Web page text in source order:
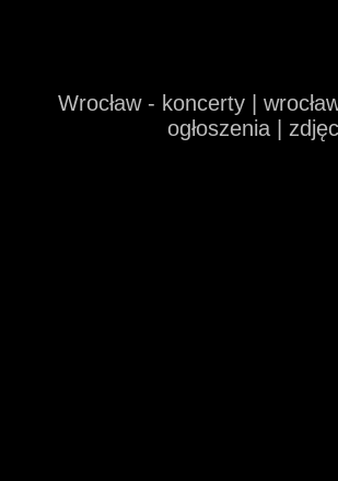
Wrocław - koncerty |
ogłoszenia |